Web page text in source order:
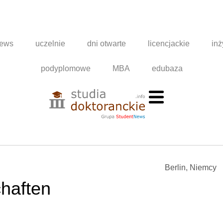
uczelnie dni otwarte licencjackie
podyplomowe MBA edubaza
Berlin, Niemcy